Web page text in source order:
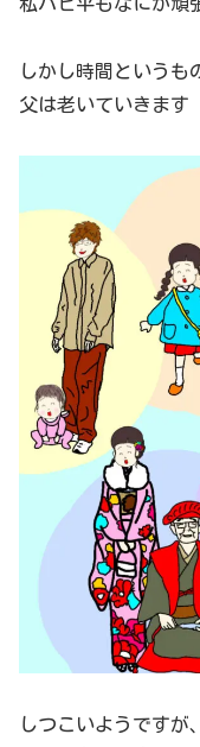
私ハピ平もなにか頑
しかし時間というも
父は老いていきます
しつこいようです